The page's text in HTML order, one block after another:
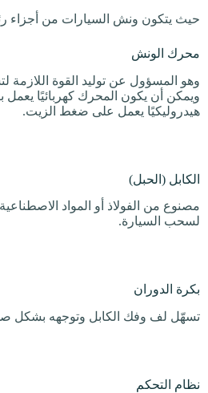
حيث يتكون ونش السيارات من أجزاء
محرك الونش
وهو المسؤول عن توليد القوة اللازمة
ويمكن أن يكون المحرك كهربائيًا يعمل
هيدروليكيًا يعمل على ضغط الزيت.
الكابل (الحبل)
مصنوع من الفولاذ أو المواد
لسحب السيارة.
بكرة الدوران
تسهّل لف وفك الكابل وتوجهه بشكل
نظام التحكم